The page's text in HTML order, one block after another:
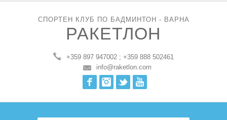
СПОРТЕН КЛУБ ПО БАДМИНТОН - ВАРНА
РАКЕТЛОН
+359 897 947002 ; +359 888 502461
info@raketlon.com
FacebookInstagram
Twitter